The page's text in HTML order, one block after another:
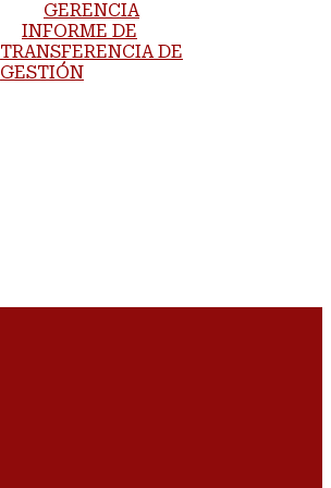
GERENCIA
INFORME DE
TRANSFERENCIA DE
GESTIÓN